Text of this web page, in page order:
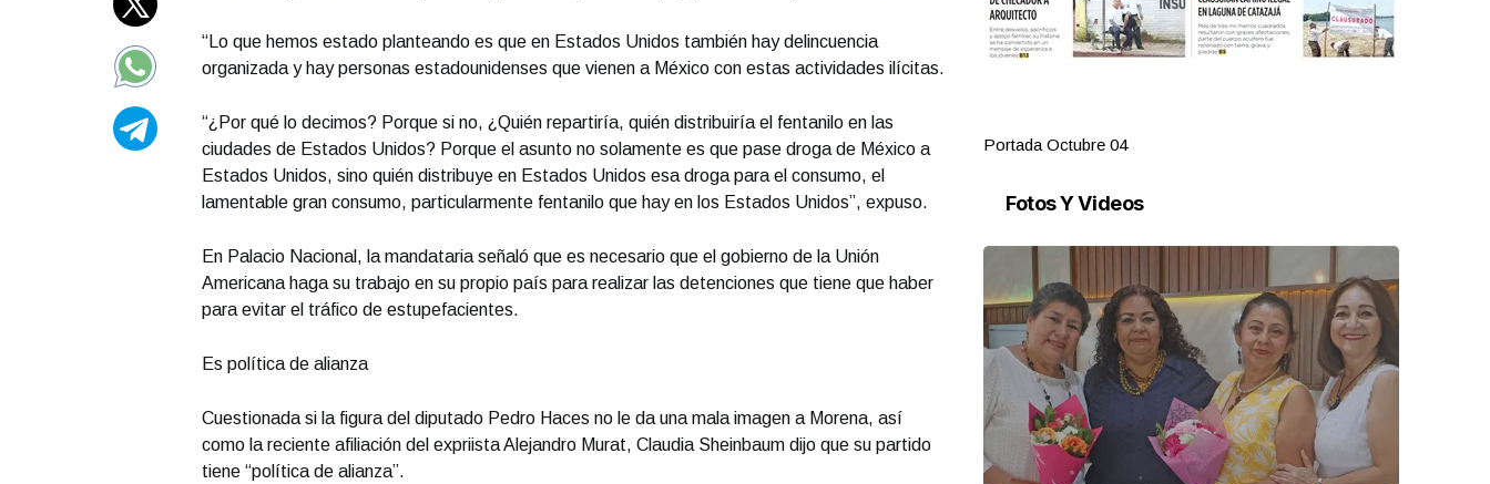
“Lo que hemos estado planteando es que en Estados Unidos también hay delincuencia
organizada y hay personas estadounidenses que vienen a México con estas actividades ilícitas.
“¿Por qué lo decimos? Porque si no, ¿Quién repartiría, quién distribuiría el fentanilo en las
ciudades de Estados Unidos? Porque el asunto no solamente es que pase droga de México a
Estados Unidos, sino quién distribuye en Estados Unidos esa droga para el consumo, el
lamentable gran consumo, particularmente fentanilo que hay en los Estados Unidos”, expuso.
En Palacio Nacional, la mandataria señaló que es necesario que el gobierno de la Unión
Americana haga su trabajo en su propio país para realizar las detenciones que tiene que haber
para evitar el tráfico de estupefacientes.
Es política de alianza
Cuestionada si la figura del diputado Pedro Haces no le da una mala imagen a Morena, así
como la reciente afiliación del expriista Alejandro Murat, Claudia Sheinbaum dijo que su partido
tiene “política de alianza”.
Portada Octubre 01 Portada Octubre 04
Fotos Y Videos